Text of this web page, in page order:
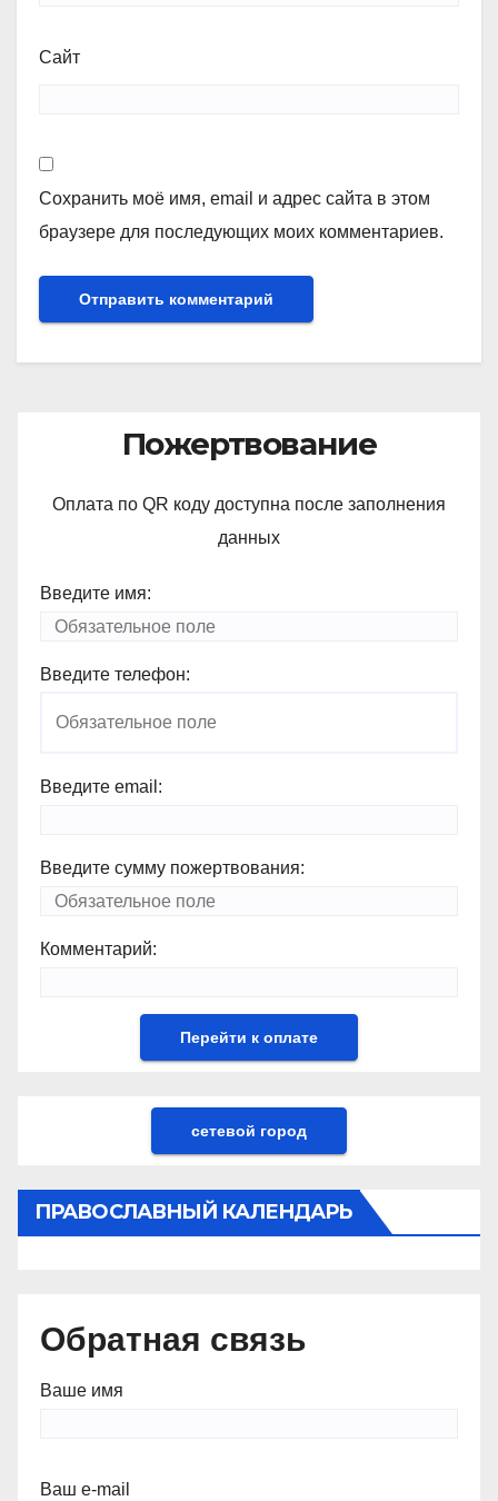
Сайт
Сохранить моё имя, email и адрес сайта в этом
браузере для последующих моих комментариев.
Пожертвование
Оплата по QR коду доступна после заполнения
данных
Введите имя:
Введите телефон:
Введите email:
Введите сумму пожертвования:
Комментарий:
сетевой город
ПРАВОСЛАВНЫЙ КАЛЕНДАРЬ
Обратная связь
Ваше имя
Ваш e-mail